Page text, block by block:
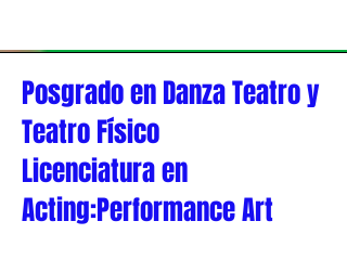
Posgrado en Danza Teatro y
Teatro Físico
Licenciatura en
Acting:Performance Art